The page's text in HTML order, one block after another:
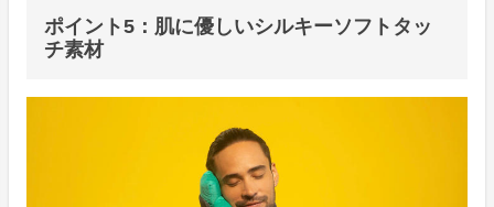
ポイント5：肌に優しいシルキーソフトタッ
チ素材